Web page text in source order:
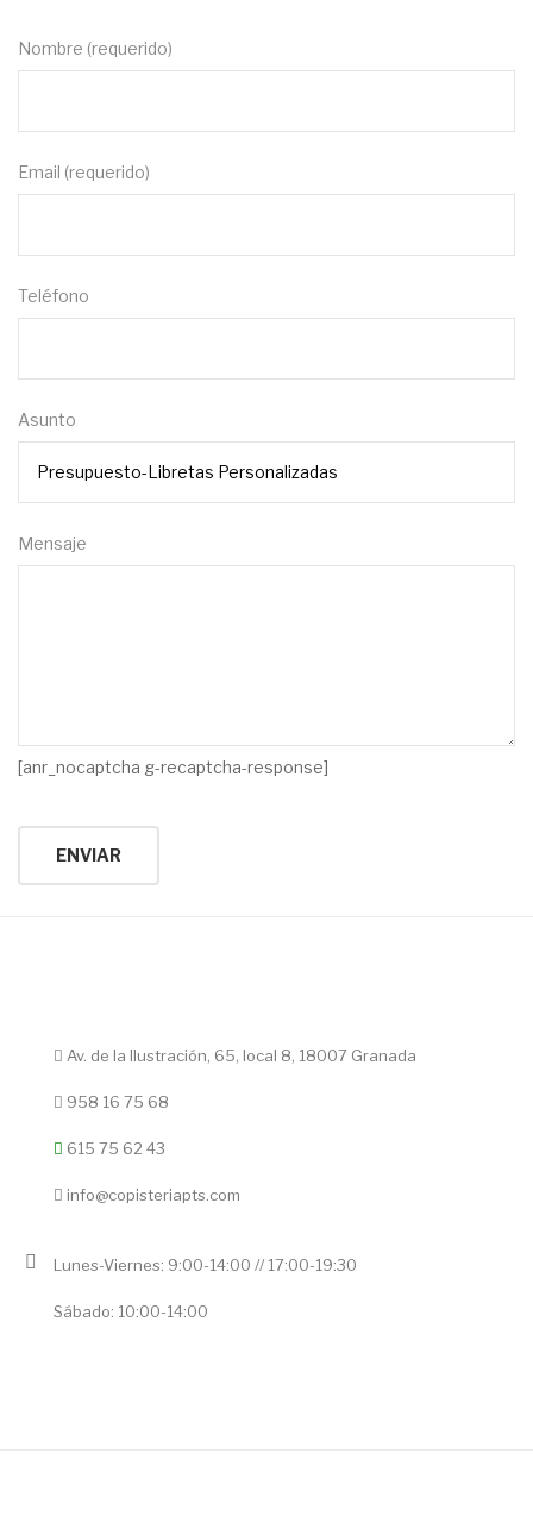
Nombre (requerido)
Email (requerido)
Teléfono
Asunto
Mensaje
[anr_nocaptcha g-recaptcha-response]
Av. de la Ilustración, 65, local 8, 18007 Granada
958 16 75 68
615 75 62 43
info@copisteriapts.com
Lunes-Viernes: 9:00-14:00 // 17:00-19:30
Sábado: 10:00-14:00